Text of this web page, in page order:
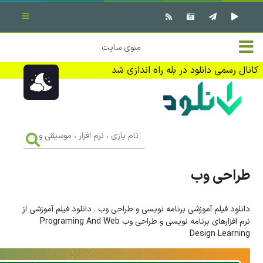
خانه
تماس با ما
تبلیغات
منوی سایت
کانال رسمی دانلود در بله راه اندازی شد
✖ بستن منو
نرم افزار کامپیوتر
بازی کامپیوتر
کتاب
وبلاگ
جهت دریافت آخرین اخبار و اطلاعات ما را در کانال رسمی دانلود در
بله دنبال کنید (ورود)
بازی
،
طراحی وب
دانلود فیلم آموزشی برنامه نویسی و طراحی وب . دانلود فیلم آموزشی از
نرم افزارهای برنامه نویسی و طراحی وب Programing And Web
Design Learning